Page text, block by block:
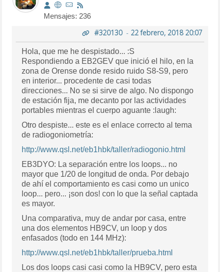
Mensajes: 236
#320130- 22 febrero, 2018 20:07
Hola, que me he despistado... :S
Respondiendo a EB2GEV que inició el hilo, en la
zona de Orense donde resido ruido S8-S9, pero
en interior... procedente de casi todas
direcciones... No se si sirve de algo. No dispongo
de estación fija, me decanto por las actividades
portables mientras el cuerpo aguante :laugh:
Otro despiste... este es el enlace correcto al tema
de radiogoniometría:
http://www.qsl.net/eb1hbk/taller/radiogonio.html
EB3DYO: La separación entre los loops... no
mayor que 1/20 de longitud de onda. Por debajo
de ahí el comportamiento es casi como un unico
loop... pero... ¡son dos! con lo que la señal captada
es mayor.
Una comparativa, muy de andar por casa, entre
una dos elementos HB9CV, un loop y dos
enfasados (todo en 144 MHz):
http://www.qsl.net/eb1hbk/taller/prueba.html
Los dos loops casi casi como la HB9CV, pero esta